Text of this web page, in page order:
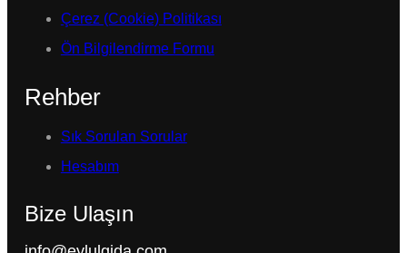
Çerez (Cookie) Politikası
Ön Bilgilendirme Formu
Rehber
Sık Sorulan Sorular
Hesabım
Bize Ulaşın